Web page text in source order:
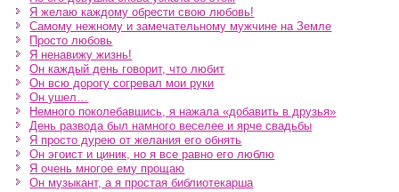
Я желаю каждому обрести свою любовь!
Самому нежному и замечательному мужчине на Земле
Просто любовь
Я ненавижу жизнь!
Он каждый день говорит, что любит
Он всю дорогу согревал мои руки
Он ушел…
Немного поколебавшись, я нажала «добавить в друзья»
День развода был намного веселее и ярче свадьбы
Я просто дурею от желания его обнять
Он эгоист и циник, но я все равно его люблю
Я очень многое ему прощаю
Он музыкант, а я простая библиотекарша